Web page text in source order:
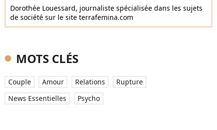
Dorothée Louessard, journaliste spécialisée dans les sujets
de société sur le site terrafemina.com
MOTS CLÉS
Couple Amour Relations
Rupture
News Essentielles
Psycho